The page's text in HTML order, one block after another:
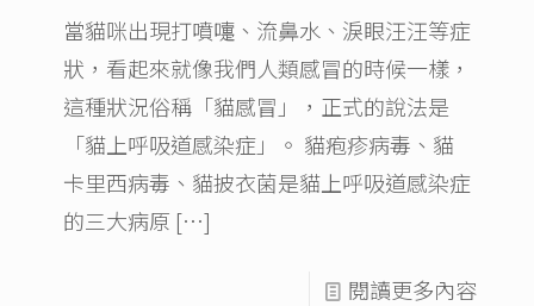
當貓咪出現打噴嚏、流鼻水、淚眼汪汪等症
狀，看起來就像我們人類感冒的時候一樣，
這種狀況俗稱「貓感冒」，正式的說法是
「貓上呼吸道感染症」。 貓疱疹病毒、貓
卡里西病毒、貓披衣菌是貓上呼吸道感染症
的三大病原 […]
閱讀更多內容